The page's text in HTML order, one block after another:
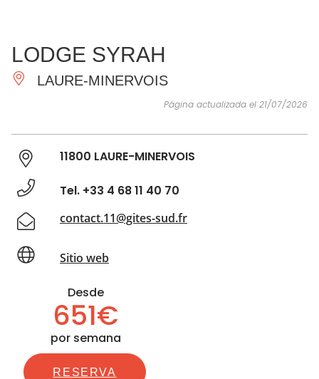
IMPRESCINDIBLES
HACER
LODGE SYRAH
LAURE-MINERVOIS
Página actualizada el 21/07/2026
11800 LAURE-MINERVOIS
Tel. +33 4 68 11 40 70
contact.11@gites-sud.fr
Sitio web
Desde
651€
por semana
RESERVA